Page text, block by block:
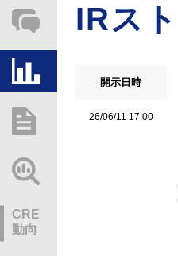
ホットワード分析
総研レポート・分析
CRE
動向
IRス
開示日時
26/06/11 17:00